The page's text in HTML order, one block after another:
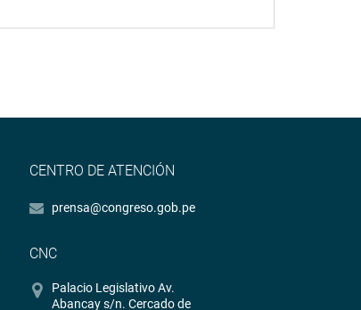
CENTRO DE ATENCIÓN
prensa@congreso.gob.pe
CNC
Palacio Legislativo Av.
Abancay s/n. Cercado de